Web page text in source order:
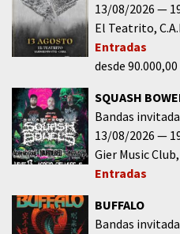
13/08/2026
El Teatrito
Entradas
desde 90.000,00
SQUASH
Bandas
13/08/2026
Gier Music Club
Entradas
BUFFALO
Bandas